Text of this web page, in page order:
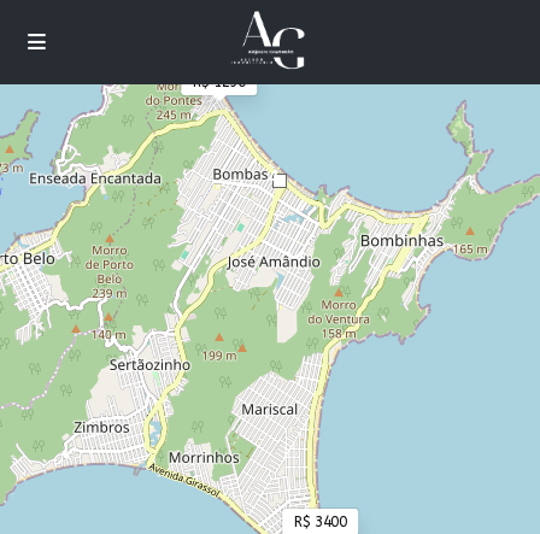
Cargando mapas
R$ 3400
R$ 1250
4